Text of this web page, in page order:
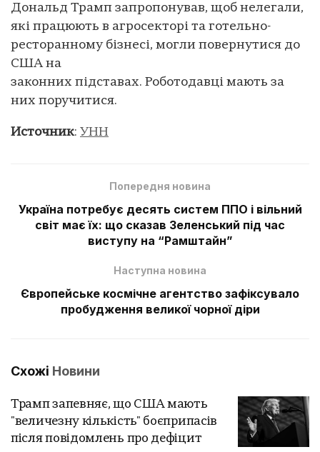
Дональд Трамп запропонував, щоб нелегали,
які працюють в агросекторі та готельно-
ресторанному бізнесі, могли повернутися до
США на
законних підставах. Роботодавці мають за
них поручитися.
Источник: УНН
Попередня новина
Україна потребує десять систем ППО і вільний
світ має їх: що сказав Зеленський під час
виступу на “Рамштайн”
Наступна новина
Європейське космічне агентство зафіксувало
пробудження великої чорної діри
Схожі Новини
Трамп запевняє, що США мають
"величезну кількість" боєприпасів
після повідомлень про дефіцит